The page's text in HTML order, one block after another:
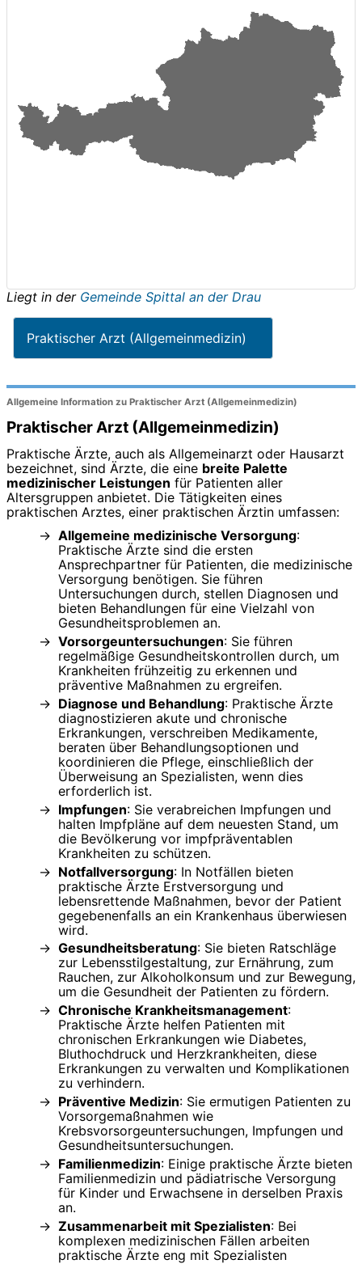
Liegt in der Gemeinde Spittal an der Drau
Praktischer Arzt (Allgemeinmedizin)
Allgemeine Information zu Praktischer Arzt (Allgemeinmedizin)
Praktischer Arzt (Allgemeinmedizin)
Praktische Ärzte, auch als Allgemeinarzt oder Hausarzt
bezeichnet, sind Ärzte, die eine breite Palette
medizinischer Leistungen für Patienten aller
Altersgruppen anbietet. Die Tätigkeiten eines
praktischen Arztes, einer praktischen Ärztin umfassen:
Allgemeine medizinische Versorgung:
Praktische Ärzte sind die ersten
Ansprechpartner für Patienten, die medizinische
Versorgung benötigen. Sie führen
Untersuchungen durch, stellen Diagnosen und
bieten Behandlungen für eine Vielzahl von
Gesundheitsproblemen an.
Vorsorgeuntersuchungen: Sie führen
regelmäßige Gesundheitskontrollen durch, um
Krankheiten frühzeitig zu erkennen und
präventive Maßnahmen zu ergreifen.
Diagnose und Behandlung: Praktische Ärzte
diagnostizieren akute und chronische
Erkrankungen, verschreiben Medikamente,
beraten über Behandlungsoptionen und
koordinieren die Pflege, einschließlich der
Überweisung an Spezialisten, wenn dies
erforderlich ist.
Impfungen: Sie verabreichen Impfungen und
halten Impfpläne auf dem neuesten Stand, um
die Bevölkerung vor impfpräventablen
Krankheiten zu schützen.
Notfallversorgung: In Notfällen bieten
praktische Ärzte Erstversorgung und
lebensrettende Maßnahmen, bevor der Patient
gegebenenfalls an ein Krankenhaus überwiesen
wird.
Gesundheitsberatung: Sie bieten Ratschläge
zur Lebensstilgestaltung, zur Ernährung, zum
Rauchen, zur Alkoholkonsum und zur Bewegung,
um die Gesundheit der Patienten zu fördern.
Chronische Krankheitsmanagement:
Praktische Ärzte helfen Patienten mit
chronischen Erkrankungen wie Diabetes,
Bluthochdruck und Herzkrankheiten, diese
Erkrankungen zu verwalten und Komplikationen
zu verhindern.
Präventive Medizin: Sie ermutigen Patienten zu
Vorsorgemaßnahmen wie
Krebsvorsorgeuntersuchungen, Impfungen und
Gesundheitsuntersuchungen.
Familienmedizin: Einige praktische Ärzte bieten
Familienmedizin und pädiatrische Versorgung
für Kinder und Erwachsene in derselben Praxis
an.
Zusammenarbeit mit Spezialisten: Bei
komplexen medizinischen Fällen arbeiten
praktische Ärzte eng mit Spezialisten